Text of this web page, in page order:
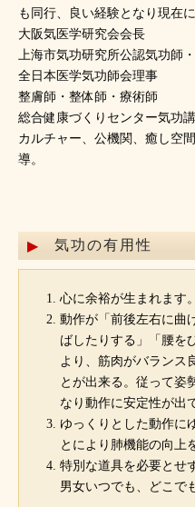
も同行、良い経験となり現在に
大阪気医学研究会会長
上海市気功研究所公認気功師
全日本医学気功師会理事
整膚師・整体師・療術師
総合健康づくりセンター気功
カルチャー、公機関、癒し空
導。
気功の有用性
心に余裕が生まれます。
動作が「前後左右に曲
ばしたりする」「腰を
より、筋肉がバランス
とが出来る。従って姿
なり動作に安定性が出
ゆっくりとした動作に
とにより肺機能の向上
特別な道具を必要とせ
男女いつでも、どこで